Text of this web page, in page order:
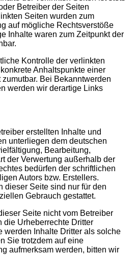
Betreiber der Seiten
Seiten wurden zum
auf mögliche Rechtsverstöße
Inhalte waren zum Zeitpunkt der
Kontrolle der verlinkten
Anhaltspunkte einer
Bei Bekanntwerden
werden wir derartige Links
erstellten Inhalte und
unterliegen dem deutschen
Bearbeitung,
der Verwertung außerhalb der
bedürfen der schriftlichen
Autors bzw. Erstellers.
dieser Seite sind nur für den
Gebrauch gestattet.
Seite nicht vom Betreiber
die Urheberrechte Dritter
werden Inhalte Dritter als solche
Sie trotzdem auf eine
aufmerksam werden, bitten wir